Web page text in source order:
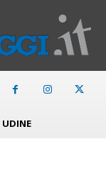
UDINE